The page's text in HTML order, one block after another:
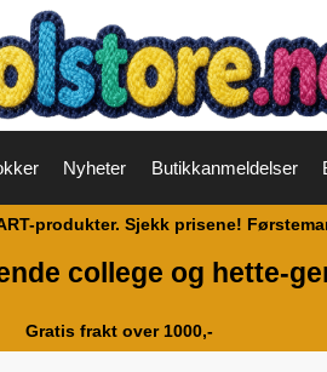
Nyheter Butikkanmeldelser
produkter. Sjekk prisene!
college og hette-
Gratis frakt over 1000,-